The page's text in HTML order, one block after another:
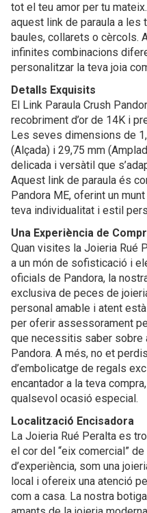
tot el teu amor per tu
aquest link de paraula a
baules, collarets o cèrcols.
infinites combinacions
personalitzar la teva joia
Detalls Exquisits
El Link Paraula Crush
recobriment d’or de 14K i
Les seves dimensions de
(Alçada) i 29,75 mm
delicada i versàtil que
Aquest link de paraula és
Pandora ME, oferint un
teva individualitat i estil
Una Experiència de
Quan visites la Joieria Rué
a un món de sofisticació i
oficials de Pandora, la
exclusiva de peces de
personal amable i atent
per oferir assessorament
que necessitis saber sobre
Pandora. A més, no et
d’embolicatge de regals
encantador a la teva
qualsevol ocasió especial.
Localització Encisadora
La Joieria Rué Peralta es
el cor del “eix comercial”
d’experiència, som una
local i ofereix una atenció
com a casa. La nostra